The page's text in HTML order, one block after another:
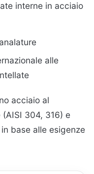
interne in acciaio
alle
acciaio al
304, 316) e
base alle esigenze